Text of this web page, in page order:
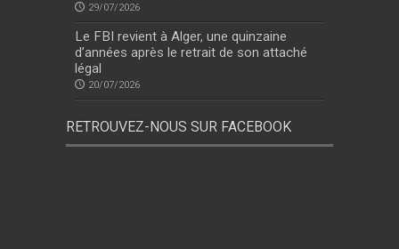
29/07/2026
Le FBI revient à Alger, une quinzaine
d’années après le retrait de son attaché
légal
20/07/2026
RETROUVEZ-NOUS SUR FACEBOOK